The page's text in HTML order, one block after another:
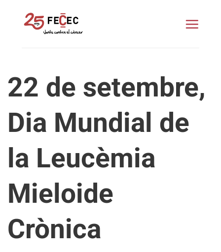
22 de setembre,
Dia Mundial de
la Leucèmia
Mieloide
Crònica